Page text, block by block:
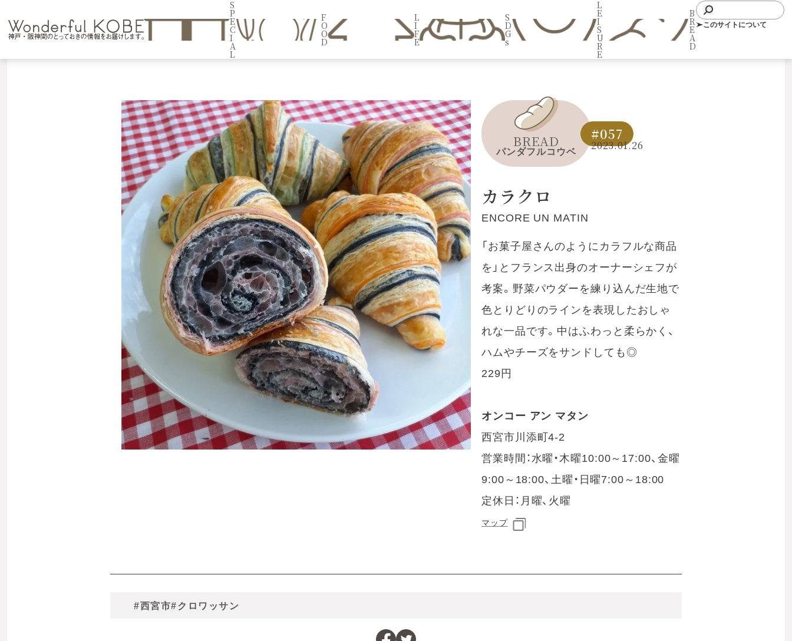
S
P
E
C
I
A
L
F
O
O
D
L
I
F
E
S
D
G
s
L
E
I
S
U
R
E
B
R
E
A
D
このサイトについて
BREAD
パンダフルコウベ
#057
2023.01.26
カラクロ
ENCORE UN MATIN
「お菓子屋さんのようにカラフルな商品
を」とフランス出身のオーナーシェフが
考案。野菜パウダーを練り込んだ生地で
色とりどりのラインを表現したおしゃ
れな一品です。中はふわっと柔らかく、
ハムやチーズをサンドしても◎
229円
オンコー アン マタン
西宮市川添町4-2
営業時間：水曜・木曜10:00～17:00、金曜
9:00～18:00、土曜・日曜7:00～18:00
定休日：月曜、火曜
マップ
#西宮市#クロワッサン